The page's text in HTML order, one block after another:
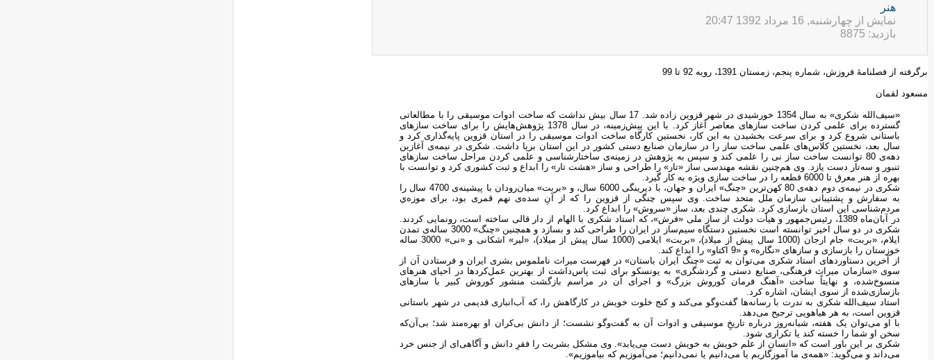
هنر
نمایش از چهارشنبه, 16 مرداد 1392 20:47
بازدید: 8875
برگرفته از فصلنامۀ فروزش، شماره پنجم، زمستان 1391، رویه 92 تا 99
مسعود لقمان
«سیف‌الله شکری» به سال 1354 خورشیدی در شهر قزوین زاده شد. 17 سال بیش نداشت که ساخت ادوات موسیقی را با مطالعاتی
گسترده برای علمی ‌کردن ساخت سازهای معاصر آغاز کرد. با این پیش‌زمینه، در سال 1378 پژوهش‌هایش را برای ساخت سازهای
باستانی شروع کرد و برای سرعت‌ بخشیدن به این کار، نخستین کارگاه ساخت ادوات موسیقی را در استان قزوین پایه‌گذاری کرد و
سال بعد، نخستین کلاس‌های علمی ساخت ساز را در سازمان صنایع دستی کشور در این استان برپا داشت. شکری در نیمه‌ی آغازین
دهه‌ی 80 توانست ساخت ساز نی را علمی کند و سپس به پژوهش در زمینه‌ی ساختارشناسی و علمی‌ کردن مراحل ساخت سازهای
تنبور و سه‌تار دست یازد. وی هم‌چنین نقشه مهندسی ساز «تار» را طراحی و ساز «هشت تار» را ابداع و ثبت کشوری کرد و توانست با
بهره از هنر معرق تا 6000 قطعه را در ساخت سازی ویژه به کار گیرد.
شکری در نیمه‌ی دوم دهه‌ی 80 کهن‌ترین «چنگ» ایران و جهان، با دیرینگی 6000 سال، و «بربت» میان‌رودان با پیشینه‌ی 4700 سال را
به سفارش و پشتیبانی سازمان ملل متحد ساخت. وی سپس چنگی از قزوین را که از آنِ سده‌ی نهم قمری بود، برای موزه‌ي
مردم‌شناسی این استان بازسازی کرد. شکری چندی بعد، ساز «سروش» را ابداع کرد.
در آبان‌ماه 1389، رئیس‌جمهور و هیأت دولت از ساز ملی «فرش»، که استاد شکری با الهام از دار قالی ساخته است، رونمایی کردند.
شکری در دو سال اخیر توانسته است نخستین دستگاه سیم‌ساز در ایران را طراحی کند و بسازد و همچنین «چنگ» 3000 ساله‌ی تمدن
ایلام، «بربت» جام ارجان (1000 سال پیش از میلاد)، «بربت» ایلامی (1000 سال پیش از میلاد)، «لیر» اشکانی و «نی» 3000 ساله
خوزستان را بازسازی و سازهای «نگاره» و «9 اکتاو» را ابداع کند.
از آخرین دستاوردهای استاد شکری می‌توان به ثبت «چنگ ایران باستان» در فهرست میراث ناملموس بشری ایران و فرستادن آن از
سوی «سازمان میراث فرهنگی، صنایع دستی و گردشگری» به یونسکو برای ثبت پاس‌داشت از بهترین عمل‌کردها در احیای هنرهای
منسوخ‌شده، و نهایتاً ساخت «آهنگ فرمان کوروش بزرگ» و اجرای آن در مراسم بازگشت منشور کوروش کبیر با سازهای
بازسازی‌شده از سوی ایشان، اشاره کرد.
استاد سیف‌الله شکری به ندرت با رسانه‌ها گفت‌وگو می‌کند و کنج خلوت خویش در کارگاهش را، که آب‌انباری قدیمی در شهر باستانی
قزوین است، به هر هیاهویی ترجیح می‌دهد.
با او می‌توان یک هفته، شبانه‌روز درباره تاریخِ موسیقی و ادوات آن به گفت‌وگو نشست؛ از دانش بی‌کران او بهره‌مند شد؛ بی‌آن‌که
سخن او شما را خسته کند یا تکراری شود.
شکری بر این باور است که «انسان از علم خویش به خویش دست می‌یابد». وی مشکل بشریت را فقرِ دانش و آگاهی‌ای از جنس خرد
می‌داند و می‌گوید: «همه‌ی ما آموزگاریم یا می‌دانیم یا نمی‌دانیم؛ می‌آموزیم که بیاموزیم».